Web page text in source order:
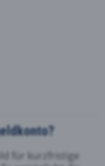
für kurzfristige